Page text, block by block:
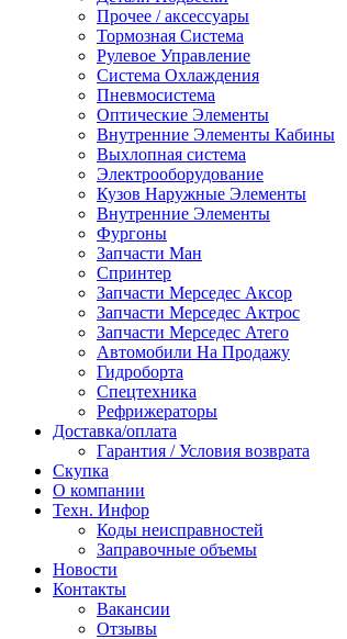
Прочее / аксессуары
Тормозная Система
Рулевое Управление
Система Охлаждения
Пневмосистема
Оптические Элементы
Внутренние Элементы Кабины
Выхлопная система
Электрооборудование
Кузов Наружные Элементы
Внутренние Элементы
Фургоны
Запчасти Ман
Спринтер
Запчасти Мерседес Аксор
Запчасти Мерседес Актрос
Запчасти Мерседес Атего
Автомобили На Продажу
Гидроборта
Спецтехника
Рефрижераторы
Доставка/оплата
Гарантия / Условия возврата
Скупка
О компании
Техн. Инфор
Коды неисправностей
Заправочные объемы
Новости
Контакты
Вакансии
Отзывы